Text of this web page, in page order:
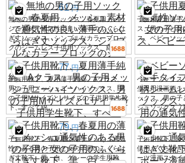
61 円
無地の男の子用ソックス、春夏用、メッ
シュ素材で通気性の良い薄手のふくらは
ぎ丈ソックス、シンプルなカラーブロッ
クのシームレス子供用ソックス、綿製。
子供用夏用薄手
ス、男の子と女
ス、ベビーソッ
77 円
子供用靴下、夏用薄手純綿、Aクラス、
男の子用メッシュニーハイソックス、男
の子用MサイズとLサイズの子供用学生靴
下、すべて綿。
ベビーソックス
生児用漫画柄シ
ックス、男の子
シュソックス（
79 円
子供用靴下、春夏用の薄手メッシュ通気
性のある男の子用と女の子用のふくらは
ぎ丈靴下、黒、白、グレーの学生用靴
子供用靴下、夏
供用ふくらはぎ
ーツ漫画スタイ